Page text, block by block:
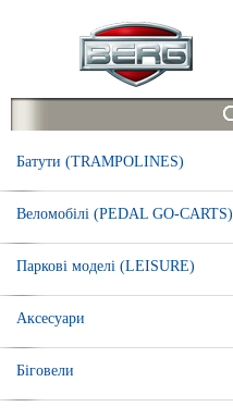
Батути (TRAMPOLINES)
Веломобілі (PEDAL GO-CARTS)
Паркові моделі (LEISURE)
Аксесуари
Біговели